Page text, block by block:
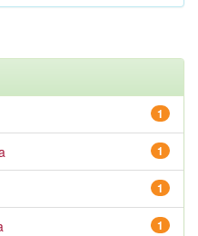
1
1
1
1